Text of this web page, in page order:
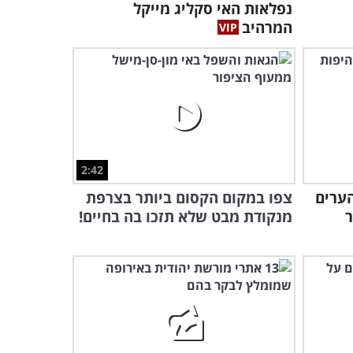
4:46
סרטון זה יגרום לכם לתהות
איך טרם בקרתם בבירה
האירופאית הזו
לפני ואחרי: זה מה שעשה
נגיף הקורונה לערים הגדולות
4:01
צפו בנופיה המדהימים של
העיר הגדולה ביותר באמריקה
הצפונית!
אתם מוזמנים לצאת למסע
מרהיב באחד האזורים
הקסומים באירופה
למינסק היפה יש הרבה במה
נפלאות האי סקליג מייקל
המרהיב
ההררי שנשקף מ-15 הערים
2:42
צפו במקום הקסום ביותר בצרפת
מנקודת מבט שלא תזכו בה בחיים!